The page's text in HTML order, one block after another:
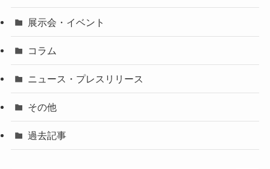
展示会・イベント
コラム
ニュース・プレスリリース
その他
過去記事